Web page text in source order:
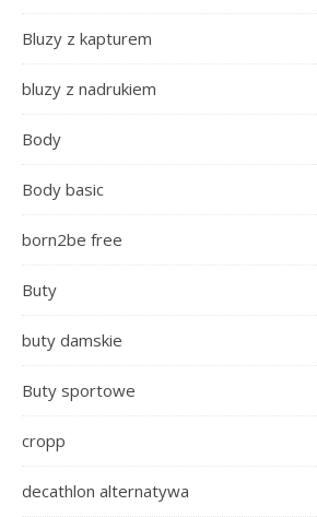
Bluzy z kapturem
bluzy z nadrukiem
Body
Body basic
born2be free
Buty
buty damskie
Buty sportowe
cropp
decathlon alternatywa